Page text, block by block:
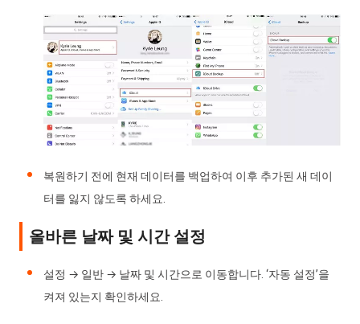
복원하기 전에 현재 데이터를 백업하여 이후 추가된 새 데이
터를 잃지 않도록 하세요.
올바른 날짜 및 시간 설정
설정 → 일반 → 날짜 및 시간으로 이동합니다. ‘자동 설정’을
켜져 있는지 확인하세요.